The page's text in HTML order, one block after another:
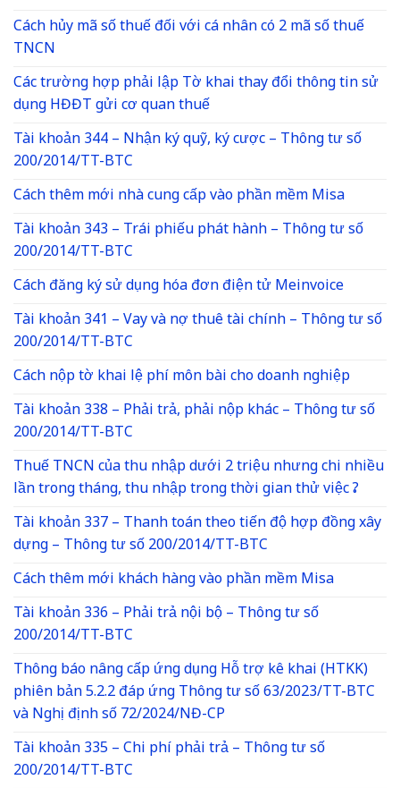
Cách hủy mã số thuế đối với cá nhân có 2 mã số thuế
TNCN
Các trường hợp phải lập Tờ khai thay đổi thông tin sử
dụng HĐĐT gửi cơ quan thuế
Tài khoản 344 – Nhận ký quỹ, ký cược – Thông tư số
200/2014/TT-BTC
Cách thêm mới nhà cung cấp vào phần mềm Misa
Tài khoản 343 – Trái phiếu phát hành – Thông tư số
200/2014/TT-BTC
Cách đăng ký sử dụng hóa đơn điện tử Meinvoice
Tài khoản 341 – Vay và nợ thuê tài chính – Thông tư số
200/2014/TT-BTC
Cách nộp tờ khai lệ phí môn bài cho doanh nghiệp
Tài khoản 338 – Phải trả, phải nộp khác – Thông tư số
200/2014/TT-BTC
Thuế TNCN của thu nhập dưới 2 triệu nhưng chi nhiều
lần trong tháng, thu nhập trong thời gian thử việc ?
Tài khoản 337 – Thanh toán theo tiến độ hợp đồng xây
dựng – Thông tư số 200/2014/TT-BTC
Cách thêm mới khách hàng vào phần mềm Misa
Tài khoản 336 – Phải trả nội bộ – Thông tư số
200/2014/TT-BTC
Thông báo nâng cấp ứng dụng Hỗ trợ kê khai (HTKK)
phiên bản 5.2.2 đáp ứng Thông tư số 63/2023/TT-BTC
và Nghị định số 72/2024/NĐ-CP
Tài khoản 335 – Chi phí phải trả – Thông tư số
200/2014/TT-BTC